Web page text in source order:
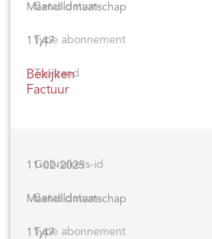
Maandlidmaatschap
11,47
Bekijken
Factuur
11-02-2025
Maandlidmaatschap
11,47